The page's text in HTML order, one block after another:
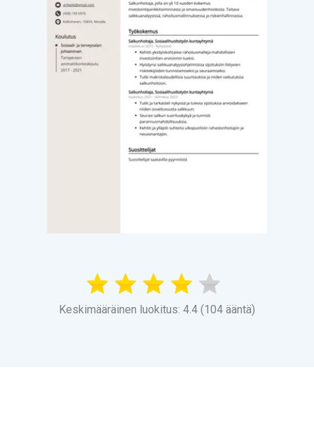
Keskimääräinen luokitus: 4.4 (104 ääntä)